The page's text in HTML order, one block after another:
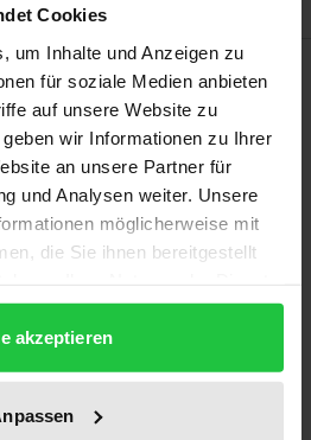
Cookies
um Inhalte und Anzeigen zu
für soziale Medien anbieten
auf unsere Website zu
wir Informationen zu Ihrer
an unsere Partner für
und Analysen weiter. Unsere
möglicherweise mit
die Sie ihnen bereitgestellt
akzeptieren
über Determinismus und
Freiheit weit davon entfernt,
Problem
man Versuche, menschliche
Normierung von
ob hier von einem
die Rede ist. Aufgrund der
lässt sich die Freiheit nicht